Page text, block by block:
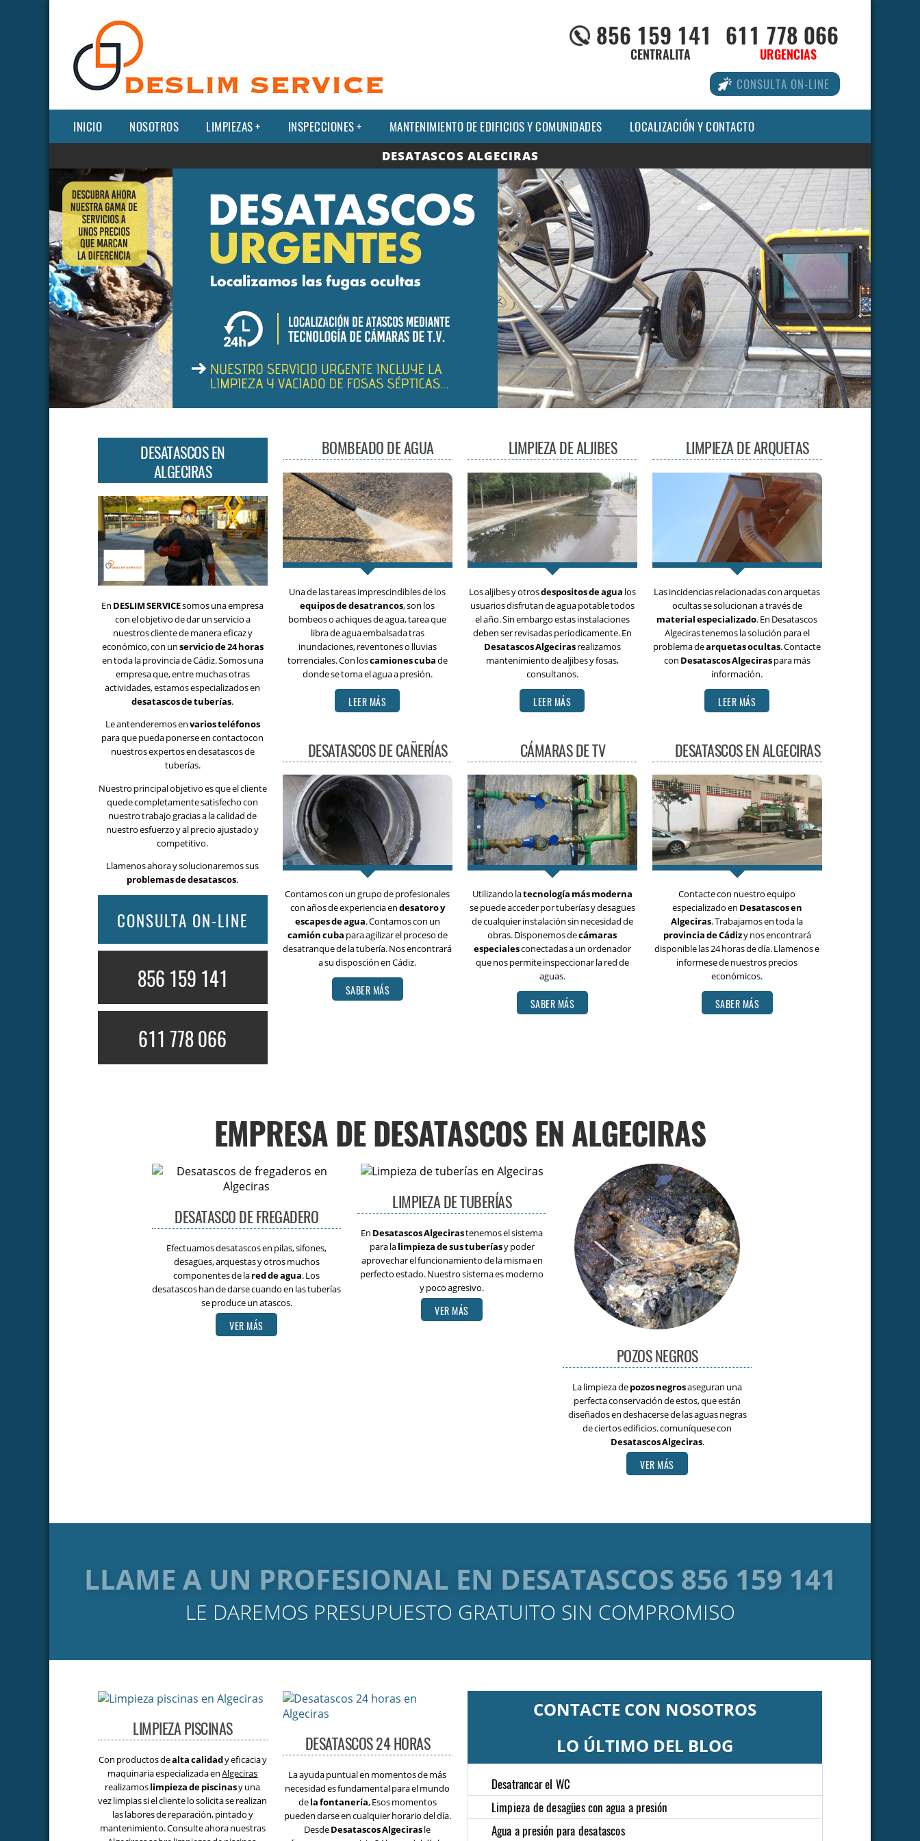
856 159 141
CENTRALITA
611 778 066
URGENCIAS
CONSULTA ON-LINE
INICIO NOSOTROS LIMPIEZAS INSPECCIONES MANTENIMIENTO DE EDIFICIOS Y COMUNIDADES LOCALIZACIÓN Y CONTACTO
DESATASCOS ALGECIRAS
DESATASCOS EN
ALGECIRAS
En DESLIM SERVICEsomos una empresa
con el objetivo de dar un servicio a
nuestros cliente de manera eficaz y
económico, con unservicio de 24 horas
en toda la provincia de Cádiz. Somos una
empresa que, entre muchas otras
actividades, estamos especializados en
desatascos de tuberías.
Le antenderemos envarios teléfonos
para que pueda ponerse en contactocon
nuestros expertos en desatascos de
tuberías.
Nuestro principal objetivo es que el cliente
quede completamente satisfecho con
nuestro trabajo gracias a la calidad de
nuestro esfuerzo y al precio ajustado y
competitivo.
Llamenos ahora y solucionaremos sus
problemas de desatascos.
CONSULTA ON-LINE
856 159 141
611 778 066
BOMBEADO DE AGUA
Una de las tareas imprescindibles de los
equipos de desatrancos, son los
bombeos o achiques de agua, tarea que
libra de agua embalsada tras
inundaciones, reventones o lluvias
torrenciales. Con loscamiones cubade
donde se toma el agua a presión.
LEER MÁS
DESATASCOS DE CAÑERÍAS
Contamos con un grupo de profesionales
con años de experiencia endesatoro y
escapes de agua. Contamos con un
camión cuba para agilizar el proceso de
desatranque de la tubería. Nos encontrará
a su disposción en Cádiz.
SABER MÁS
LIMPIEZA DE ALJIBES
Los aljibes y otrosdespositos de agua los
usuarios disfrutan de agua potable todos
el año. Sin embargo estas instalaciones
deben ser revisadas periodicamente. En
Desatascos Algecirasrealizamos
mantenimiento de aljibes y fosas,
consultanos.
LEER MÁS
CÁMARAS DE TV
Utilizando latecnología más moderna
se puede acceder por tuberías y desagües
de cualquier instalación sin necesidad de
obras. Disponemos decámaras
especialesconectadas a un ordenador
que nos permite inspeccionar la red de
aguas.
SABER MÁS
LIMPIEZA DE ARQUETAS
Las incidencias relacionadas con arquetas
ocultas se solucionan a través de
material especializado. En Desatascos
Algeciras tenemos la solución para el
problema dearquetas ocultas. Contacte
con Desatascos Algeciraspara más
información.
LEER MÁS
DESATASCOS EN ALGECIRAS
Contacte con nuestro equipo
especializado en Desatascos en
Algeciras. Trabajamos en toda la
provincia de Cádizy nos encontrará
disponible las 24 horas de día. Llamenos e
informese de nuestros precios
económicos.
SABER MÁS
EMPRESA DE DESATASCOS EN ALGECIRAS
DESATASCO DE FREGADERO
Efectuamos desatascos en pilas, sifones,
desagües, arquestas y otros muchos
componentes de lared de agua. Los
desatascos han de darse cuando en las tuberías
se produce un atascos.
VER MÁS
LIMPIEZA DE TUBERÍAS
En Desatascos Algecirastenemos el sistema
para lalimpieza de sus tuberíasy poder
aprovechar el funcionamiento de la misma en
perfecto estado. Nuestro sistema es moderno
y poco agresivo.
VER MÁS
POZOS NEGROS
La limpieza depozos negrosaseguran una
perfecta conservación de estos, que están
diseñados en deshacerse de las aguas negras
de ciertos edificios. comuníquese con
Desatascos Algeciras.
VER MÁS
LLAME A UN PROFESIONAL EN DESATASCOS 856 159 141
LE DAREMOS PRESUPUESTO GRATUITO SIN COMPROMISO
LIMPIEZA PISCINAS
Con productos dealta calidady eficacia y
maquinaria especializada enAlgeciras
realizamoslimpieza de piscinasy una
vez limpias si el cliente lo solicita se realizan
las labores de reparación, pintado y
mantenimiento. Consulte ahora nuestras
DESATASCOS 24 HORAS
La ayuda puntual en momentos de más
necesidad es fundamental para el mundo
dela fontanería, Esos momentos
pueden darse en cualquier horario del día.
DesdeDesatascos Algecirasle
CONTACTE CON NOSOTROS
LO ÚLTIMO DEL BLOG
Desatrancar el WC
Limpieza de desagües con agua a presión
Agua a presión para desatascos